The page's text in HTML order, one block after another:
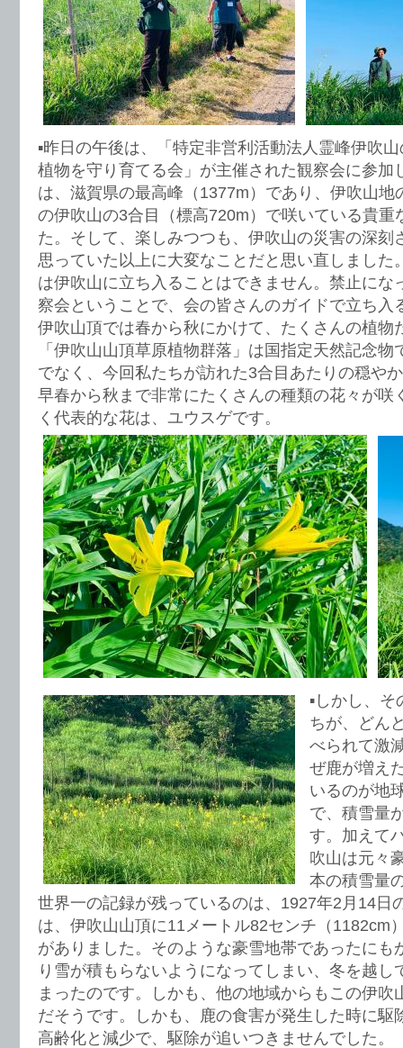
▪️昨日の午後は、「特定非営利活動法人霊峰伊吹
植物を守り育てる会」が主催された観察会に参加
は、滋賀県の最高峰（1377m）であり、伊吹山地
の伊吹山の3合目（標高720m）で咲いている貴重
た。そして、楽しみつつも、伊吹山の災害の深刻
思っていた以上に大変なことだと思い直しました
は伊吹山に立ち入ることはできません。禁止にな
察会ということで、会の皆さんのガイドで立ち入
伊吹山頂では春から秋にかけて、たくさんの植物
「伊吹山山頂草原植物群落」は国指定天然記念
でなく、今回私たちが訪れた3合目あたりの穏や
早春から秋まで非常にたくさんの種類の花々が咲
く代表的な花は、ユウスゲです。
▪️しかし、
ちが、どん
べられて激
ぜ鹿が増え
いるのが地
で、積雪量
す。加えて
吹山は元々
本の積雪量
世界一の記録が残っているのは、1927年2月14日
は、伊吹山山頂に11メートル82センチ（1182cm
がありました。そのような豪雪地帯であったにも
り雪が積もらないようになってしまい、冬を越し
まったのです。しかも、他の地域からもこの伊吹
だそうです。しかも、鹿の食害が発生した時に駆
高齢化と減少で、駆除が追いつきませんでした。